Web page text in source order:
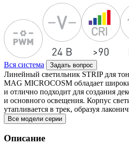
Вся система Задать вопрос
Линейный светильник STRIP для
MAG MICROCOSM обладает
и отлично подходит для создания
и основного освещения. Корпус
утапливается в трек, образуя
Все модели серии
Описание